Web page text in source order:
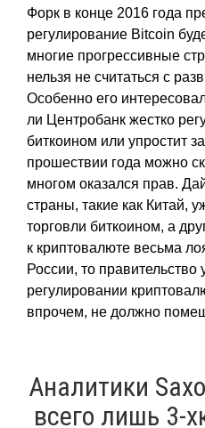
Форк в конце 2016 года
регулирование Bitcoin
многие прогрессивные
нельзя не считаться с
Особенно его
ли Центробанк жестко
биткоином или упростит
прошествии года можно
многом оказался прав.
страны, такие как Китай,
торговли биткоином, а
к криптовалюте весьма
России, то
регулировании
впрочем, не должно
Аналитики
всего лишь 3-